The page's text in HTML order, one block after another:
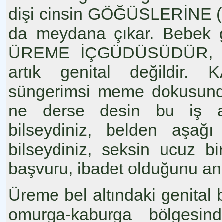
dişi cinsin GÖĞÜSLERİNE
da meydana çıkar.
ÜREME
artık genital değildir.
süngerimsi meme
ne derse desin bu iş
bilseydiniz, belden
bilseydiniz, seksin ucuz
başvuru, ibadet olduğunu
Üreme bel altındaki genital
omurga-kaburga